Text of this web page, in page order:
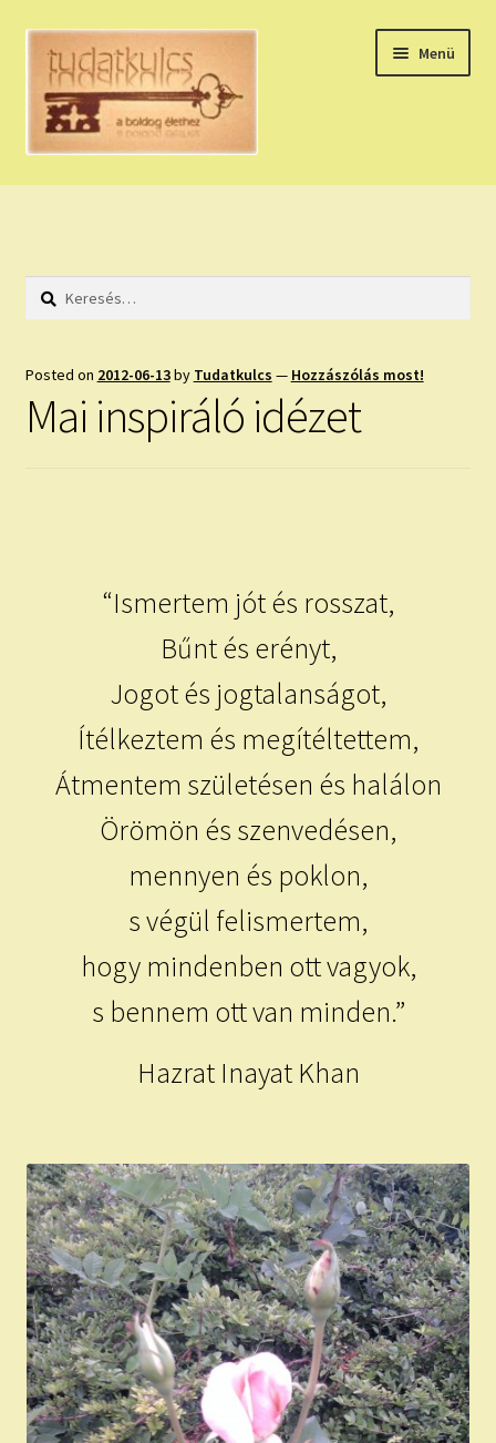
Ugrás
navigációhoz
Kilépés
tartalomba
Menü
HÚZZ EGY KÁRTYÁT!
HOLDNAPTÁR
NAPI ASZTROLÓGIA
ÍRJ NEKEM!
IRATKOZZ FEL A VIDEÓ CSATORNÁNKRA!
TAROT ELEMZÉS MEGRENDELÉSE LIMITÁLT!
AJÁNDÉKOKKAL!
Keresés:
Posted on 2012-06-13by Tudatkulcs — Hozzászólás most!
Mai inspiráló idézet
“Ismertem jót és rosszat,
Bűnt és erényt,
Jogot és jogtalanságot,
Ítélkeztem és megítéltettem,
Átmentem születésen és halálon
Örömön és szenvedésen,
mennyen és poklon,
s végül felismertem,
hogy mindenben ott vagyok,
s bennem ott van minden.”
Hazrat Inayat Khan